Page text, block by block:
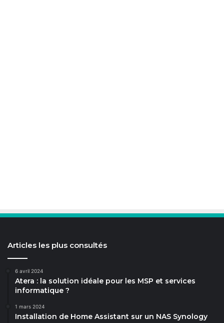
Articles les plus consultés
6 avril 2024
Atera : la solution idéale pour les MSP et services
informatique ?
1 mars 2024
Installation de Home Assistant sur un NAS Synology